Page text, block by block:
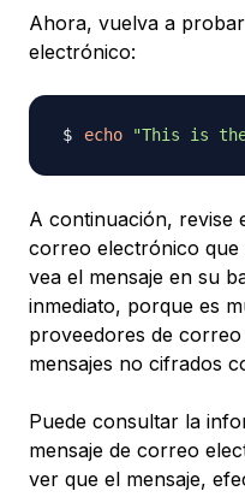
Ahora, vuelva a
electrónico:
echo "This is the
A continuación, revise
correo electrónico
vea el mensaje en su
inmediato, porque es
proveedores de
mensajes no cifrados
Puede consultar la
mensaje de correo
ver que el mensaje,